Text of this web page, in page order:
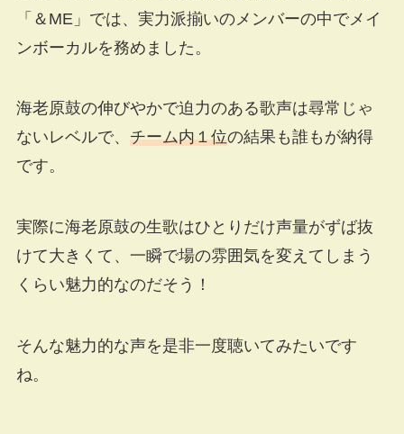
「＆ME」では、実力派揃いのメンバーの中でメイ
ンボーカルを務めました。
海老原鼓の伸びやかで迫力のある歌声は尋常じゃ
ないレベルで、 チーム内１位の結果も誰もが納得
です。
実際に海老原鼓の生歌はひとりだけ声量がずば抜
けて大きくて、一瞬で場の雰囲気を変えてしまう
くらい魅力的なのだそう！
そんな魅力的な声を是非一度聴いてみたいです
ね。